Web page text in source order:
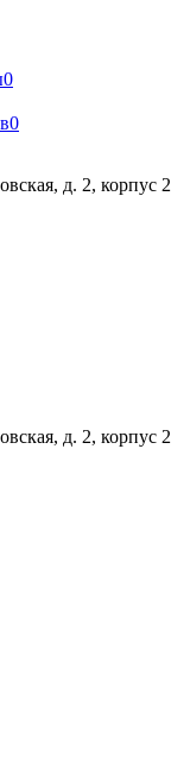
0
0
д. 2, корпус 2
д. 2, корпус 2